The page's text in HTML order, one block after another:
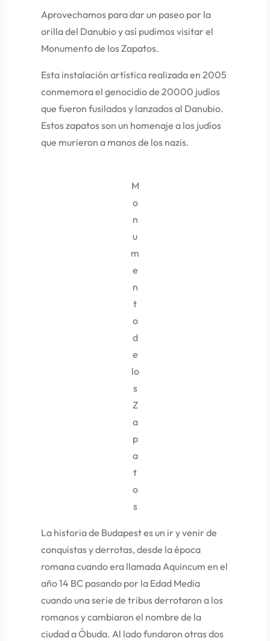
Aprovechamos para dar un paseo por la
orilla del Danubio y así pudimos visitar el
Monumento de los Zapatos.
Esta instalación artística realizada en 2005
conmemora el genocidio de 20000 judíos
que fueron fusilados y lanzados al Danubio.
Estos zapatos son un homenaje a los judíos
que murieron a manos de los nazis.
M
o
n
u
m
e
n
t
o
d
e
lo
s
Z
a
p
a
t
o
s
La historia de Budapest es un ir y venir de
conquistas y derrotas, desde la época
romana cuando era llamada Aquincum en el
año 14 BC pasando por la Edad Media
cuando una serie de tribus derrotaron a los
romanos y cambiaron el nombre de la
ciudad a Óbuda. Al lado fundaron otras dos